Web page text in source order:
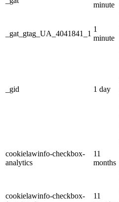
minute
_gat_gtag_UA_4041841_1
1
minute
_gid 1 day
cookielawinfo-checkbox-
analytics
11
months
cookielawinfo-checkbox-
11